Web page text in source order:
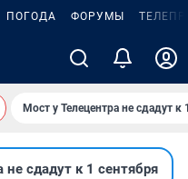
ПОГОДА ФОРУМЫ
Мост у Телецентра не сдадут к
не сдадут к 1 сентября